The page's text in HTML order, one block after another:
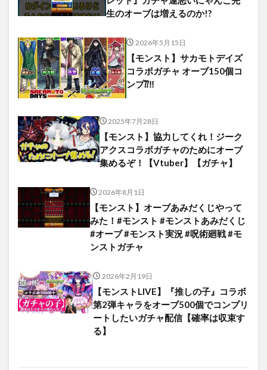
生のオーブは増えるのか!?
2026年5月15日
【モンスト】サカモトデイズ
コラボガチャ オーブ150個コ
ンプ⁇‼️
2025年7月28日
【モンスト】協力してくれ！ジーク
アクスコラボガチャのためにオーブ
集めるぞ！【Vtuber】【ガチャ】
2026年8月1日
【モンスト】オーブあみだくじやって
みた！#モンスト #モンストあみだくじ
#オーブ #モンスト実況 #呪術廻戦 #モ
ンストガチャ
2026年2月19日
【モンストLIVE】『推しの子』コラボ
第2弾キャラをオーブ500個でコンプリ
ートしたいガチャ配信【確率は収束す
る】